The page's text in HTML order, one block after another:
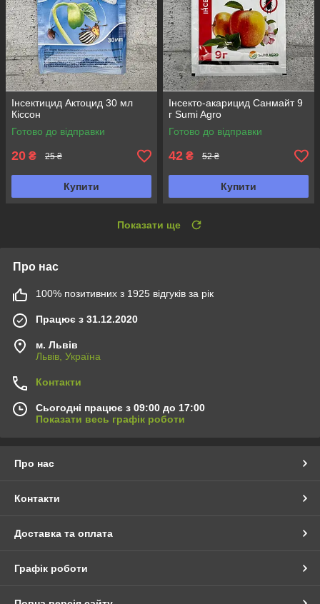
Інсектицид Актоцид 30 мл
Кіссон
Готово до відправки
20 ₴ 25 ₴
Купити
Інсекто-акарицид Санмайт 9
г Sumi Agro
Готово до відправки
42 ₴ 52 ₴
Купити
Показати ще
Про нас
100% позитивних з 1925 відгуків за рік
Працює з 31.12.2020
м. Львів
Львів, Україна
Контакти
Сьогодні працює з 09:00 до 17:00
Показати весь графік роботи
Про нас
Контакти
Доставка та оплата
Графік роботи